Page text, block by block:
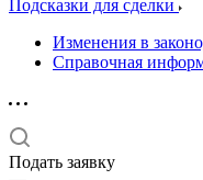
Подсказки для сделки
Изменения в
Справочная
Подать заявку